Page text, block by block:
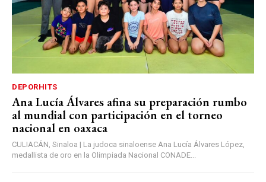
DEPORHITS
Ana Lucía Álvares afina su preparación rumbo
al mundial con participación en el torneo
nacional en oaxaca
CULIACÁN, Sinaloa | La judoca sinaloense Ana Lucía Álvares López,
medallista de oro en la Olimpiada Nacional CONADE...